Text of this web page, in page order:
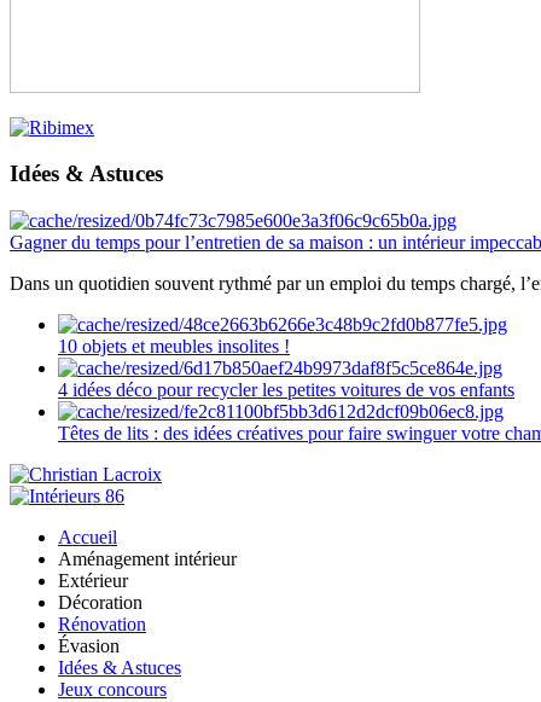
Idées & Astuces
Gagner du temps pour l’entretien de sa maison : un intérieur
Dans un quotidien souvent rythmé par un emploi du temps chargé,
10 objets et meubles insolites !
4 idées déco pour recycler les petites voitures de vos enfants
Têtes de lits : des idées créatives pour faire swinguer votre
Accueil
Aménagement intérieur
Extérieur
Décoration
Rénovation
Évasion
Idées & Astuces
Jeux concours